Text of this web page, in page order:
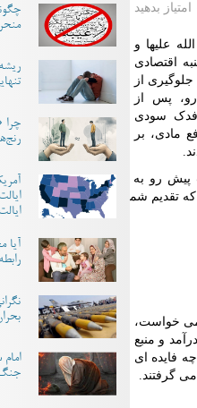
امتیاز بدهید
علیها و
اقتصادی
از
پس از
فدک سودی
مادی، بر
پیش رو به پرسش و پاسخی در
تقدیم شما فرهیختگان می شود.
می خواست،
و منبع
فایده ای
گرفتند.
چرا
آیا
جنگ